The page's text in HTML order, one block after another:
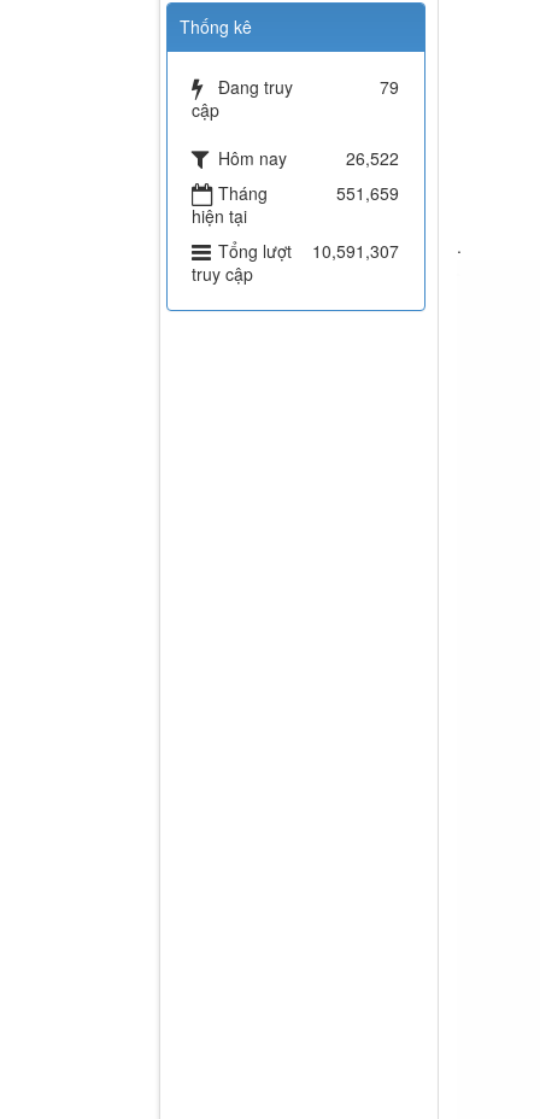
.
Thống kê
Đang truy
cập
79
Hôm nay
26,522
Tháng
hiện tại
551,659
Tổng lượt
truy cập
10,591,307